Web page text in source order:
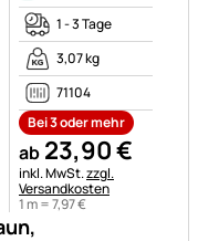
1 - 3 Tage
3,07 kg
71104
Bei 3 oder mehr
ab 23,90€
Steuerhinweis:
inkl. MwSt.zzgl.
Versandkosten
1 m =7,97€